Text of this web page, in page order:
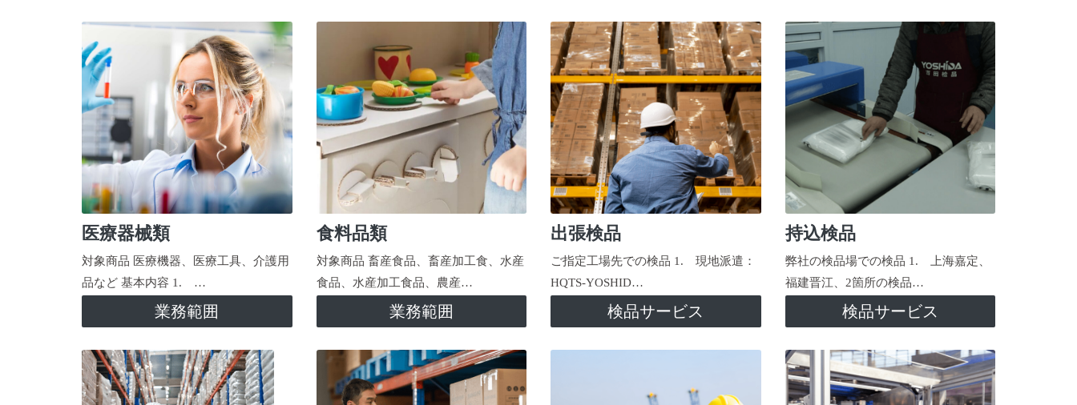
医療器械類
対象商品 医療機器、医療工具、介護用
品など 基本内容 1. …
業務範囲
食料品類
対象商品 畜産食品、畜産加工食、水産
食品、水産加工食品、農産…
業務範囲
出張検品
ご指定工場先での検品 1. 現地派遣：
HQTS-YOSHID…
検品サービス
持込検品
弊社の検品場での検品 1. 上海嘉定、
福建晋江、2箇所の検品…
検品サービス